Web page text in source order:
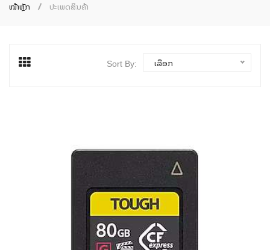
ໜ້າຫຼັກ ປະເພດສິນຄ້າ
Sort By: ເລືອກ